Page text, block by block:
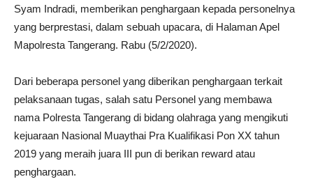
Syam Indradi, memberikan penghargaan kepada personelnya
yang berprestasi, dalam sebuah upacara, di Halaman Apel
Mapolresta Tangerang. Rabu (5/2/2020).
Dari beberapa personel yang diberikan penghargaan terkait
pelaksanaan tugas, salah satu Personel yang membawa
nama Polresta Tangerang di bidang olahraga yang mengikuti
kejuaraan Nasional Muaythai Pra Kualifikasi Pon XX tahun
2019 yang meraih juara III pun di berikan reward atau
penghargaan.